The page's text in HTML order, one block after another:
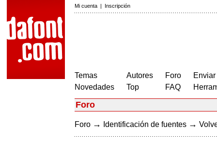
Mi cuenta | Inscripción
Temas
Novedades
Autores
Top
Foro
FAQ
Foro
Foro → Identificación de fuentes →